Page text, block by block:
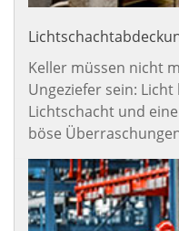
Keller müssen nicht
Ungeziefer sein:
Lichtschacht und eine
böse